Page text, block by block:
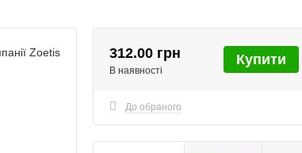
312.00 грн
В наявності
Купити
До обраного